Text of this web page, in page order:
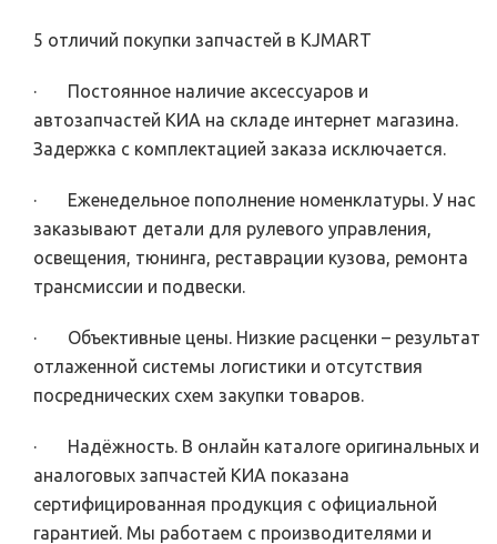
5 отличий покупки запчастей в KJMART
· Постоянное наличие аксессуаров и
автозапчастей КИА на складе интернет магазина.
Задержка с комплектацией заказа исключается.
· Еженедельное пополнение номенклатуры. У нас
заказывают детали для рулевого управления,
освещения, тюнинга, реставрации кузова, ремонта
трансмиссии и подвески.
· Объективные цены. Низкие расценки – результат
отлаженной системы логистики и отсутствия
посреднических схем закупки товаров.
· Надёжность. В онлайн каталоге оригинальных и
аналоговых запчастей КИА показана
сертифицированная продукция с официальной
гарантией. Мы работаем с производителями и